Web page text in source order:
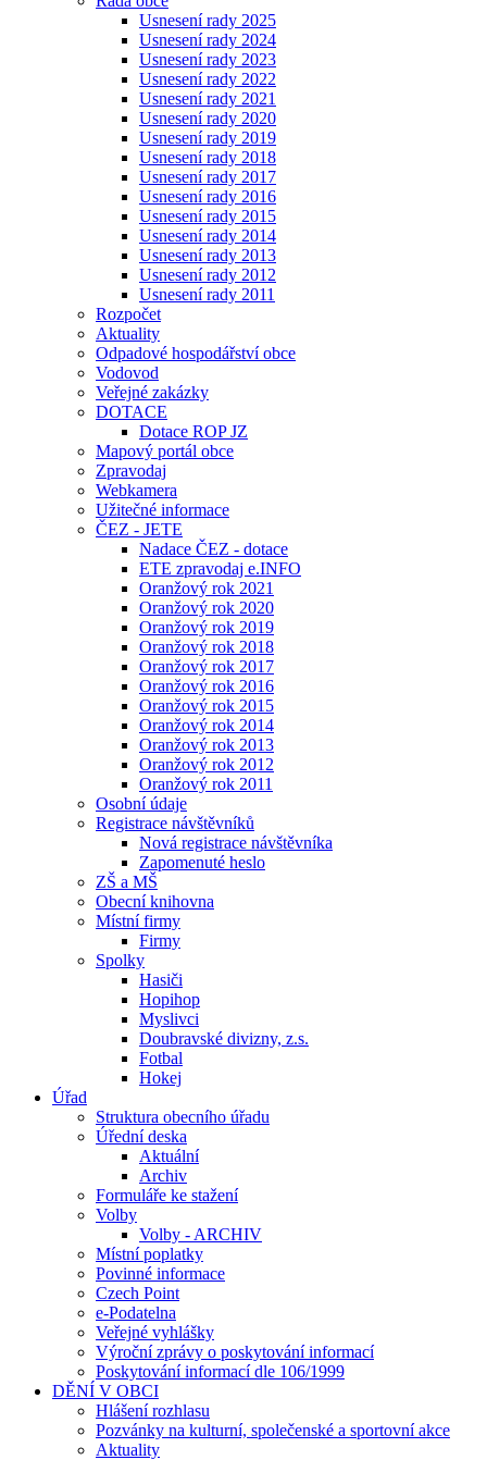
Usnesení rady 2025
Usnesení rady 2024
Usnesení rady 2023
Usnesení rady 2022
Usnesení rady 2021
Usnesení rady 2020
Usnesení rady 2019
Usnesení rady 2018
Usnesení rady 2017
Usnesení rady 2016
Usnesení rady 2015
Usnesení rady 2014
Usnesení rady 2013
Usnesení rady 2012
Usnesení rady 2011
Rozpočet
Aktuality
Odpadové hospodářství obce
Vodovod
Veřejné zakázky
DOTACE
Dotace ROP JZ
Mapový portál obce
Zpravodaj
Webkamera
Užitečné informace
ČEZ - JETE
Nadace ČEZ - dotace
ETE zpravodaj e.INFO
Oranžový rok 2021
Oranžový rok 2020
Oranžový rok 2019
Oranžový rok 2018
Oranžový rok 2017
Oranžový rok 2016
Oranžový rok 2015
Oranžový rok 2014
Oranžový rok 2013
Oranžový rok 2012
Oranžový rok 2011
Osobní údaje
Registrace návštěvníků
Nová registrace návštěvníka
Zapomenuté heslo
ZŠ a MŠ
Obecní knihovna
Místní firmy
Firmy
Spolky
Hasiči
Hopihop
Myslivci
Doubravské divizny, z.s.
Fotbal
Hokej
Úřad
Struktura obecního úřadu
Úřední deska
Aktuální
Archiv
Formuláře ke stažení
Volby
Volby - ARCHIV
Místní poplatky
Povinné informace
Czech Point
e-Podatelna
Veřejné vyhlášky
Výroční zprávy o poskytování informací
Poskytování informací dle 106/1999
DĚNÍ V OBCI
Hlášení rozhlasu
Pozvánky na kulturní, společenské a sportovní akce
Aktuality